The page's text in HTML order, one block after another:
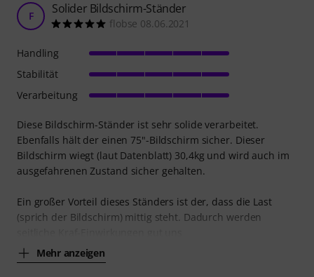
F Solider Bildschirm-Ständer
flobse 08.06.2021
Diese Bildschirm-Ständer ist sehr solide verarbeitet.
Ebenfalls hält der einen 75"-Bildschirm sicher. Dieser
Bildschirm wiegt (laut Datenblatt) 30,4kg und wird auch im
ausgefahrenen Zustand sicher gehalten.
Ein großer Vorteil dieses Ständers ist der, dass die Last
(sprich der Bildschirm) mittig steht. Dadurch werden
Mehr anzeigen
Handling
Stabilität
Verarbeitung